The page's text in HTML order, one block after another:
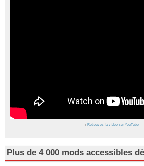
› Retrouvez la vidéo sur YouTube
Plus de 4 000 mods accessibles